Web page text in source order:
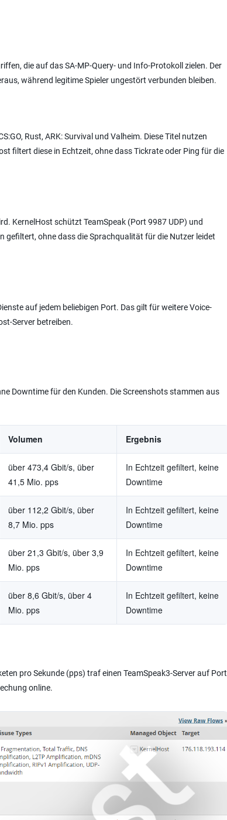
die auf das SA-MP-Query- und Info-Protokoll zielen. Der
während legitime Spieler ungestört verbunden bleiben.
Rust, ARK: Survival und Valheim. Diese Titel nutzen
filtert diese in Echtzeit, ohne dass Tickrate oder Ping für die
KernelHost schützt TeamSpeak (Port 9987 UDP) und
gefiltert, ohne dass die Sprachqualität für die Nutzer leidet
auf jedem beliebigen Port. Das gilt für weitere Voice-
Server betreiben.
Downtime für den Kunden. Die Screenshots stammen aus
Volumen Ergebnis
über 473,4 Gbit/s, über
41,5 Mio. pps
In Echtzeit gefiltert, keine
Downtime
über 112,2 Gbit/s, über
8,7 Mio. pps
In Echtzeit gefiltert, keine
Downtime
über 21,3 Gbit/s, über 3,9
Mio. pps
In Echtzeit gefiltert, keine
Downtime
über 8,6 Gbit/s, über 4
Mio. pps
In Echtzeit gefiltert, keine
Downtime
pro Sekunde (pps) traf einen TeamSpeak3-Server auf Port
online.